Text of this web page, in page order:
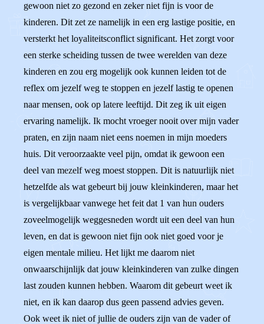
gewoon niet zo gezond en zeker niet fijn is voor de
kinderen. Dit zet ze namelijk in een erg lastige positie, en
versterkt het loyaliteitsconflict significant. Het zorgt voor
een sterke scheiding tussen de twee werelden van deze
kinderen en zou erg mogelijk ook kunnen leiden tot de
reflex om jezelf weg te stoppen en jezelf lastig te openen
naar mensen, ook op latere leeftijd. Dit zeg ik uit eigen
ervaring namelijk. Ik mocht vroeger nooit over mijn vader
praten, en zijn naam niet eens noemen in mijn moeders
huis. Dit veroorzaakte veel pijn, omdat ik gewoon een
deel van mezelf weg moest stoppen. Dit is natuurlijk niet
hetzelfde als wat gebeurt bij jouw kleinkinderen, maar het
is vergelijkbaar vanwege het feit dat 1 van hun ouders
zoveelmogelijk weggesneden wordt uit een deel van hun
leven, en dat is gewoon niet fijn ook niet goed voor je
eigen mentale milieu. Het lijkt me daarom niet
onwaarschijnlijk dat jouw kleinkinderen van zulke dingen
last zouden kunnen hebben. Waarom dit gebeurt weet ik
niet, en ik kan daarop dus geen passend advies geven.
Ook weet ik niet of jullie de ouders zijn van de vader of